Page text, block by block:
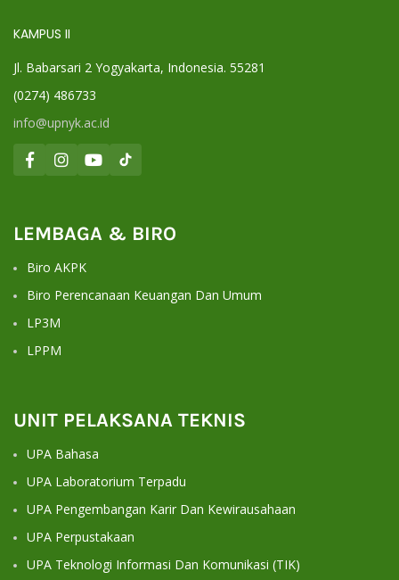
KAMPUS II
Jl. Babarsari 2 Yogyakarta, Indonesia. 55281
(0274) 486733
info@upnyk.ac.id
LEMBAGA & BIRO
Biro AKPK
Biro Perencanaan Keuangan Dan Umum
LP3M
LPPM
UNIT PELAKSANA TEKNIS
UPA Bahasa
UPA Laboratorium Terpadu
UPA Pengembangan Karir Dan Kewirausahaan
UPA Perpustakaan
UPA Teknologi Informasi Dan Komunikasi (TIK)